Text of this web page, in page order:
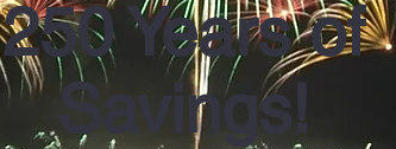
250 Years of
Savings!